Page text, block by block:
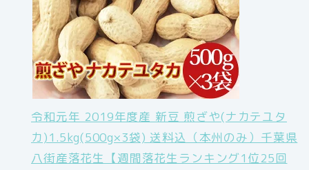
令和元年 2019年度産 新豆 煎ざや(ナカテユタ
カ)1.5kg(500g×3袋) 送料込（本州のみ）千葉県
八街産落花生【週間落花生ランキング1位25回